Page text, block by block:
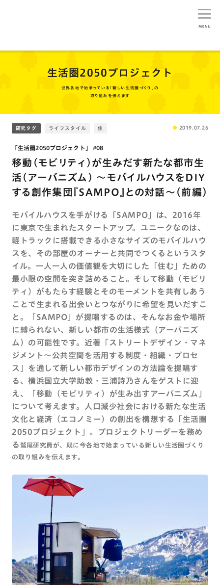
生活圏2050プロジェクト
世界各地で始まっている｢新しい生活圏づくり｣の
取り組みを伝えます
研究タグ ライフスタイル 住 2019.07.26
「生活圏2050プロジェクト」 #08
移動（モビリティ）が生みだす新たな都市生
活（アーバニズム） 〜モバイルハウスをDIY
する創作集団『SAMPO』との対話〜（前編）
モバイルハウスを手がける「SAMPO」は、2016年
に東京で生まれたスタートアップ。ユニークなのは、
軽トラックに搭載できる小さなサイズのモバイルハウ
スを、その部屋のオーナーと共同でつくるというスタ
イル。一人一人の価値観を大切にした「住む」ための
最小限の空間を突き詰めること。そして移動（モビリ
ティ）がもたらす経験とそのモーメントを共有しあう
ことで生まれる出会いとつながりに希望を見いだすこ
と。「SAMPO」が提唱するのは、そんなお金や場所
に縛られない、新しい都市の生活様式（アーバニズ
ム）の可能性です。近著「ストリートデザイン・マネ
ジメント〜公共空間を活用する制度・組織・プロセ
ス」を通して新しい都市デザインの方法論を提唱す
る、横浜国立大学助教・三浦詩乃さんをゲストに迎
え、「移動（モビリティ）が生み出すアーバニズム」
について考えます。人口減少社会における新たな生活
文化と経済（エコノミー）の創出を構想する「生活圏
2050プロジェクト」。プロジェクトリーダーを務め
る 鷲尾研究員が、既に今各地で始まっている新しい生活圏づくり
の取り組みを伝えます。